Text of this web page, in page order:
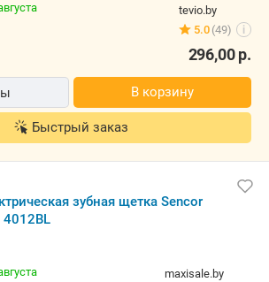
tevio.by
5.0 (49) i
296,00р.
В корзину
Быстрый заказ
зубная щетка Sencor
4012BL
maxisale.by